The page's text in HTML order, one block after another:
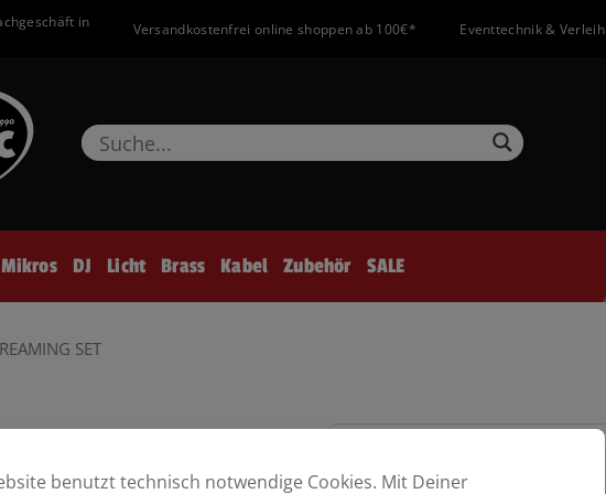
in Versandkostenfrei online shoppen ab 100€* Eventtechnik & Verleih
Mikros DJ Licht Brass Kabel Zubehör SALE
SET
benutzt technisch notwendige Cookies. Mit Deiner